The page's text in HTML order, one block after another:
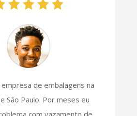
de embalagens na
São Paulo. Por meses eu